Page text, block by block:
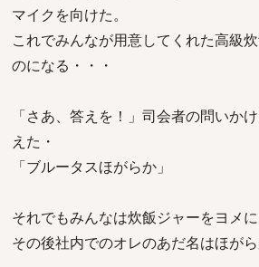
マイクを向けた。
これでみんなが用意してくれた高級
のになる・・・
「さあ、答えを！」司会者の問いか
えた・
「ブルータスほがらか」
それでもみんなは炊飯ジャーをヨメに
その後社内でのオレのあだ名はほがら